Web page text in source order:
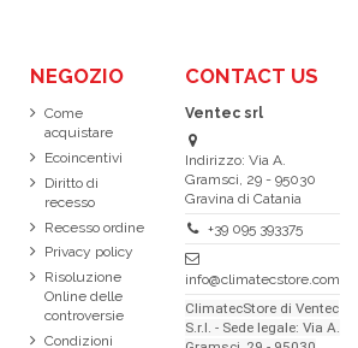
NEGOZIO
Come
acquistare
Ecoincentivi
Diritto di
recesso
Recesso ordine
Privacy policy
Risoluzione
Online delle
controversie
Condizioni
CONTACT US
Ventec srl
Indirizzo: Via A.
Gramsci, 29 - 95030
Gravina di Catania
+39 095 393375
info@climatecstore.com
ClimatecStore di Ventec
S.r.l. - Sede legale: Via A.